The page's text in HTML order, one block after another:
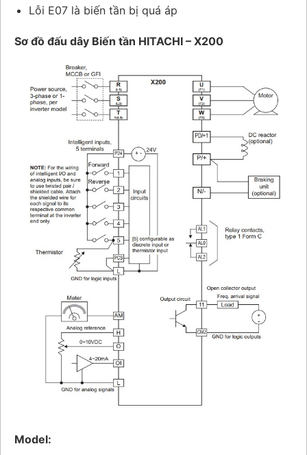
Lỗi E07 là biến tần bị quá áp
Sơ đồ đấu dây Biến tần HITACHI – X200
Model: